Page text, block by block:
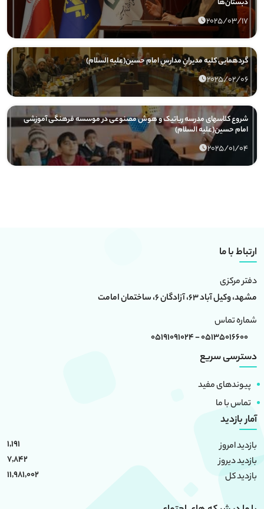
دبستان‌ها
2025/03/17
گردهمایی کلیه مدیرانِ مدارسِ امام حسین(علیه السلام)
2025/02/06
شروع کلاسهای مدرسه رباتیک و هوش مصنوعی در موسسه فرهنگی آموزشی
امام حسین(علیه السلام)
2025/01/04
ارتباط با ما
دفتر مرکزی
مشهد، وکیل آباد 63، آزادگان 6، ساختمان امامت
شماره تماس
05135016600 - 05191091024
دسترسی سریع
پیوندهای مفید
تماس با ما
آمار بازدید
بازدید امروز
1,191
بازدید دیروز
7,842
بازدید کل
11,981,002